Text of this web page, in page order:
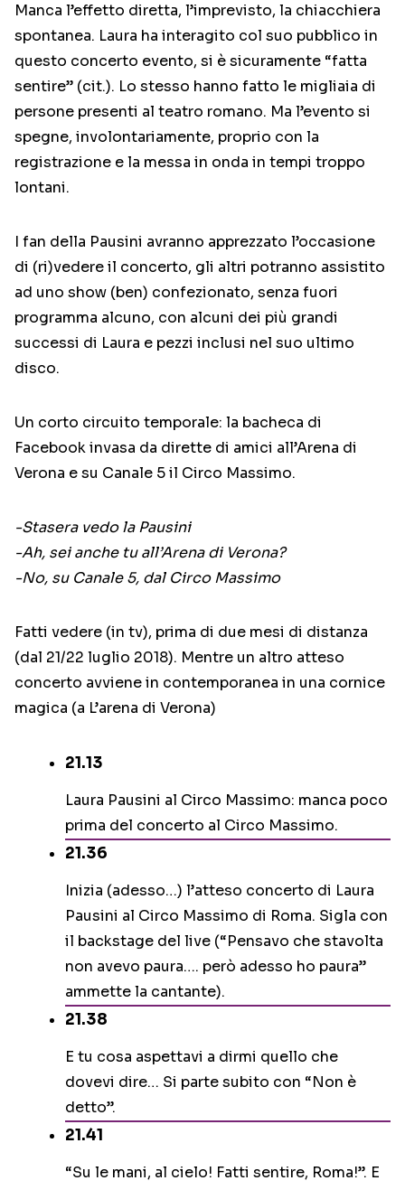
Manca l’effetto diretta, l’imprevisto, la chiacchiera
spontanea. Laura ha interagito col suo pubblico in
questo concerto evento, si è sicuramente “fatta
sentire” (cit.). Lo stesso hanno fatto le migliaia di
persone presenti al teatro romano. Ma l’evento si
spegne, involontariamente, proprio con la
registrazione e la messa in onda in tempi troppo
lontani.
I fan della Pausini avranno apprezzato l’occasione
di (ri)vedere il concerto, gli altri potranno assistito
ad uno show (ben) confezionato, senza fuori
programma alcuno, con alcuni dei più grandi
successi di Laura e pezzi inclusi nel suo ultimo
disco.
Un corto circuito temporale: la bacheca di
Facebook invasa da dirette di amici all’Arena di
Verona e su Canale 5 il Circo Massimo.
-Stasera vedo la Pausini
-Ah, sei anche tu all’Arena di Verona?
-No, su Canale 5, dal Circo Massimo
Fatti vedere (in tv), prima di due mesi di distanza
(dal 21/22 luglio 2018). Mentre un altro atteso
concerto avviene in contemporanea in una cornice
magica (a L’arena di Verona)
21.13
Laura Pausini al Circo Massimo: manca poco
prima del concerto al Circo Massimo.
21.36
Inizia (adesso…) l’atteso concerto di Laura
Pausini al Circo Massimo di Roma. Sigla con
il backstage del live (“Pensavo che stavolta
non avevo paura…. però adesso ho paura”
ammette la cantante).
21.38
E tu cosa aspettavi a dirmi quello che
dovevi dire… Si parte subito con “Non è
detto”.
21.41
“Su le mani, al cielo! Fatti sentire, Roma!”. E